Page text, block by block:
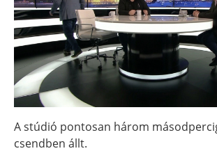
A stúdió pontosan három
csendben állt.